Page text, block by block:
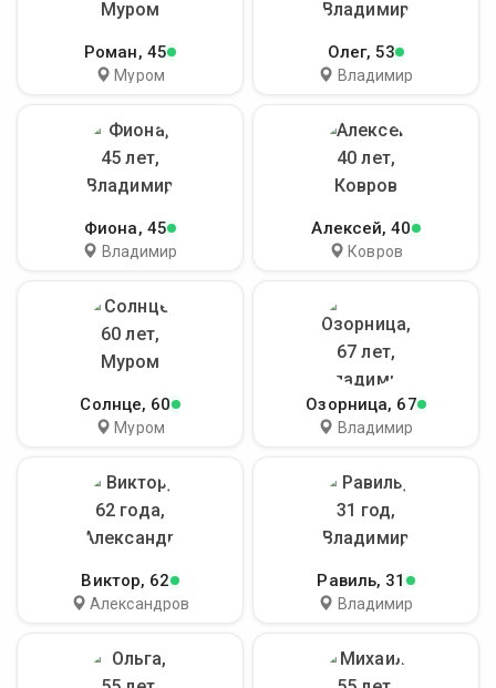
Роман, 45
Муром
Олег, 53
Владимир
Фиона, 45
Владимир
Алексей, 40
Ковров
Солнце, 60
Муром
Озорница, 67
Владимир
Виктор, 62
Александров
Равиль, 31
Владимир